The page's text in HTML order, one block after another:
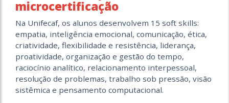
microcertificação
Na Unifecaf, os alunos desenvolvem 15 soft skills:
empatia, inteligência emocional, comunicação, ética,
criatividade, flexibilidade e resistência, liderança,
proatividade, organização e gestão do tempo,
raciocínio analítico, relacionamento interpessoal,
resolução de problemas, trabalho sob pressão, visão
sistêmica e pensamento computacional.